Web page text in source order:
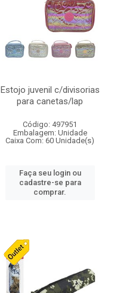
Estojo juvenil c/divisorias
para canetas/lap
Código: 497951
Embalagem: Unidade
Caixa Com: 60 Unidade(s)
Faça seu login ou
cadastre-se para
comprar.